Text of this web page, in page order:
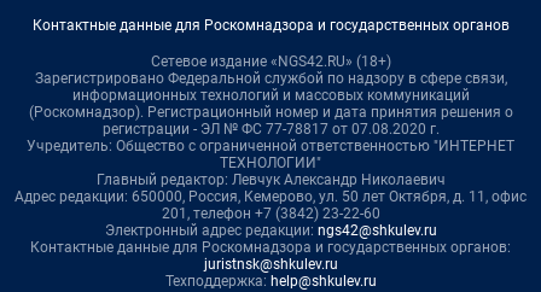
Контактные данные для Роскомнадзора и государственных органов
Сетевое издание «NGS42.RU» (18+)
Зарегистрировано Федеральной службой по надзору в сфере связи,
информационных технологий и массовых коммуникаций
(Роскомнадзор). Регистрационный номер и дата принятия решения о
регистрации - ЭЛ № ФС 77-78817 от 07.08.2020 г.
Учредитель: Общество с ограниченной ответственностью "ИНТЕРНЕТ
ТЕХНОЛОГИИ"
Главный редактор: Левчук Александр Николаевич
Адрес редакции: 650000, Россия, Кемерово, ул. 50 лет Октября, д. 11, офис
201, телефон +7 (3842) 23-22-60
Электронный адрес редакции: ngs42@shkulev.ru
Контактные данные для Роскомнадзора и государственных органов:
juristnsk@shkulev.ru
Техподдержка: help@shkulev.ru